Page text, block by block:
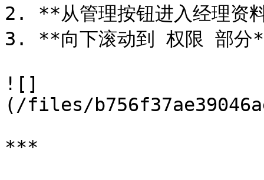
2. **从管理按钮进入经理资
3. **向下滚动到 权限 部分
![]
(/files/
***